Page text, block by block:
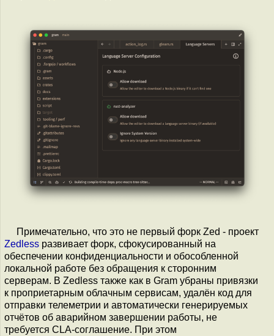
Примечательно, что это не первый форк Zed - проект
Zedless развивает форк, сфокусированный на
обеспечении конфиденциальности и обособленной
локальной работе без обращения к сторонним
серверам. В Zedless также как в Gram убраны привязки
к проприетарным облачным сервисам, удалён код для
отправки телеметрии и автоматически генерируемых
отчётов об аварийном завершении работы, не
требуется CLA-соглашение. При этом